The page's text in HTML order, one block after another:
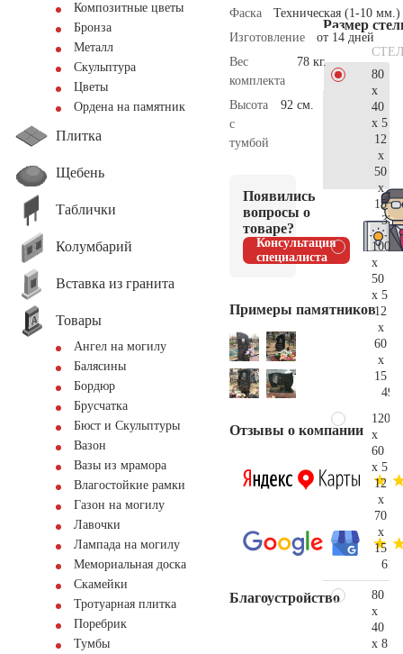
Композитные цветы
Бронза
Металл
Скульптура
Цветы
Ордена на памятник
Плитка
Щебень
Таблички
Колумбарий
Вставка из гранита
Товары
Ангел на могилу
Балясины
Бордюр
Брусчатка
Бюст и Скульптуры
Вазон
Вазы из мрамора
Влагостойкие рамки
Газон на могилу
Лавочки
Лампада на могилу
Мемориальная доска
Скамейки
Тротуарная плитка
Поребрик
Тумбы
Фаска
Техническая (1-10 мм.)
Изготовление
от 14 дней
Вес
комплекта
78 кг.
Высота
с
тумбой
92 см.
Появились
вопросы о
товаре?
Консультация
специалиста
Примеры памятников
Отзывы о компании
Благоустройство
Размер
80
x
40
x 5
12
x
50
x
15
100
x
50
x 5
12
x
60
x
15
120
x
60
x 5
12
x
70
x
15
80
x
40
x 8